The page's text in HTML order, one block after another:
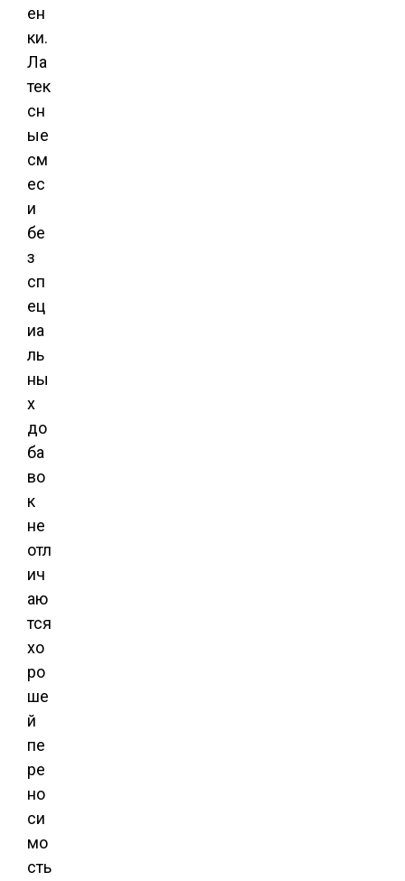
ен
ки.
Ла
тек
сн
ые
см
ес
и
бе
з
сп
ец
иа
ль
ны
х
до
ба
во
к
не
отл
ич
аю
тся
хо
ро
ше
й
пе
ре
но
си
мо
сть